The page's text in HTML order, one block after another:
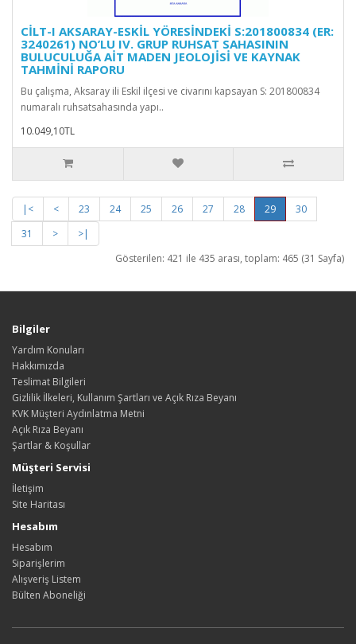
CİLT-I AKSARAY-ESKİL YÖRESİNDEKİ S:201800834 (ER:
3240261) NO’LU IV. GRUP RUHSAT SAHASININ
BULUCULUĞA AİT MADEN JEOLOJİSİ VE KAYNAK
TAHMİNİ RAPORU
Bu çalışma, Aksaray ili Eskil ilçesi ve civarını kapsayan S: 201800834
numaralı ruhsatsahasında yapı..
10.049,10TL
|< < 23 24 25 26 27 28 29
30
31
>
>|
Gösterilen: 421 ile 435 arası, toplam: 465 (31 Sayfa)
Bilgiler
Yardım Konuları
Hakkımızda
Teslimat Bilgileri
Gizlilik İlkeleri, Kullanım Şartları ve Açık Rıza Beyanı
KVK Müşteri Aydınlatma Metni
Açık Rıza Beyanı
Şartlar & Koşullar
Müşteri Servisi
İletişim
Site Haritası
Hesabım
Hesabım
Siparişlerim
Alışveriş Listem
Bülten Aboneliği